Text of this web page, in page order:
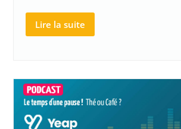
Lire la suite